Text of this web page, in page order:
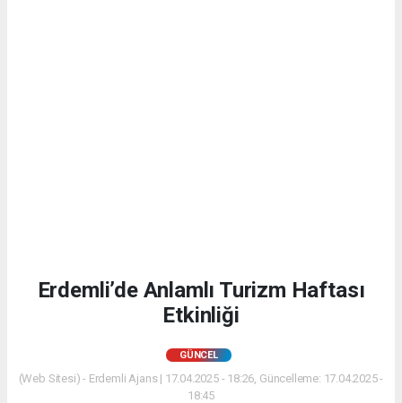
Erdemli’de Anlamlı Turizm Haftası
Etkinliği
GÜNCEL
(Web Sitesi) - Erdemli Ajans | 17.04.2025 - 18:26, Güncelleme: 17.04.2025 -
18:45